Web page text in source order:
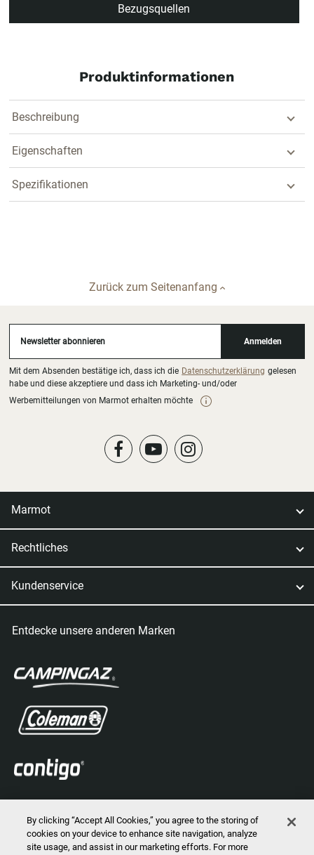
Bezugsquellen
Produktinformationen
Beschreibung
Eigenschaften
Spezifikationen
Zurück zum Seitenanfang
Newsletter abonnieren Anmelden
Mit dem Absenden bestätige ich, dass ich die Datenschutzerklärung gelesen
habe und diese akzeptiere und dass ich Marketing- und/oder
Werbemitteilungen von Marmot erhalten möchte
Marmot
Rechtliches
Kundenservice
Entdecke unsere anderen Marken
By clicking “Accept All Cookies,” you agree to the storing of
cookies on your device to enhance site navigation, analyze
site usage, and assist in our marketing efforts. For more